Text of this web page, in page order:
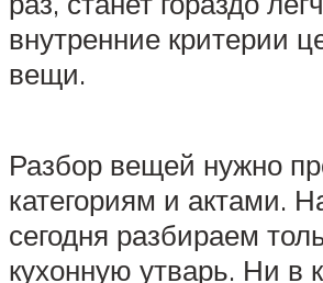
внутренние критерии
вещи.
Разбор вещей нужно
категориям и актами.
сегодня разбираем
кухонную утварь. Ни в